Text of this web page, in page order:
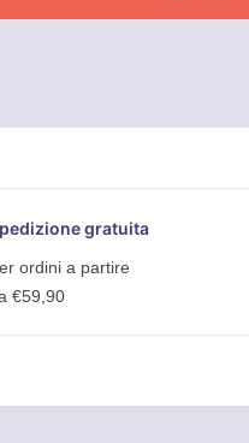
gratuita
ordini a partire
€59,90